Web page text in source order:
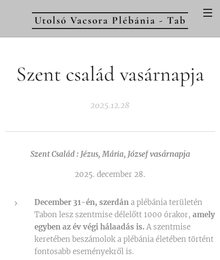
Utolsó Vacsora Plébánia - Tab
Szent család vasárnapja
2025.12.28
Szent Család : Jézus, Mária, Józsefvasárnapja
2025. december 28.
December 31-én, szerdán a plébánia területén
Tabon lesz szentmise délelőtt 1000 órakor, amely
egyben az év végi hálaadás is. A szentmise
keretében beszámolok a plébánia életében történt
fontosabb eseményekről is.